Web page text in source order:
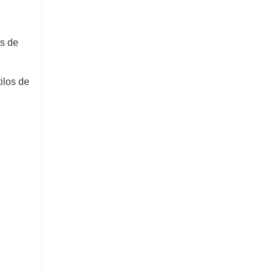
de
de